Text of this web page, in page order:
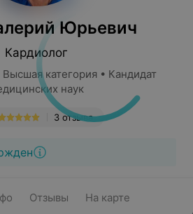
Юрьевич
Кардиолог
категория • Кандидат
наук
3 отзыва
Отзывы На карте